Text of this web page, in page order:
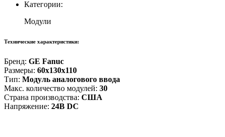
Категории:
Модули
Технические характеристики:
Бренд: GE Fanuc
Размеры: 60x130x110
Тип: Модуль аналогового ввода
Макс. количество модулей: 30
Страна производства: США
Напряжение: 24В DC